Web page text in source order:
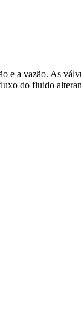
a vazão. As
do fluido